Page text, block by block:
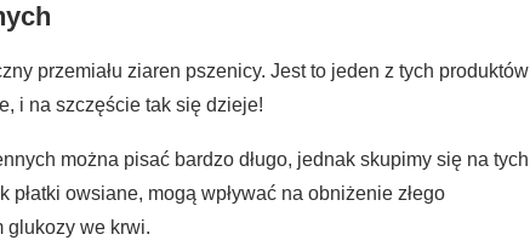
przemiału ziaren pszenicy. Jest to jeden z tych produktów
i na szczęście tak się dzieje!
można pisać bardzo długo, jednak skupimy się na tych
owsiane, mogą wpływać na obniżenie złego
glukozy we krwi.